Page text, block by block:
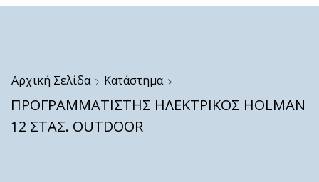
Αρχική Σελίδα Κατάστημα
ΠΡΟΓΡΑΜΜΑΤΙΣΤΗΣ ΗΛΕΚΤΡΙΚΟΣ HOLMAN
12 ΣΤΑΣ. OUTDOOR